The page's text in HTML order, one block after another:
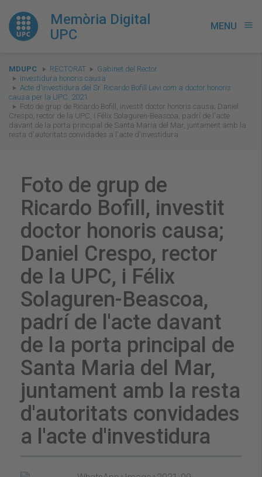
Memòria Digital
UPC
MENU menu
You
are
here:
MDUPC RECTORAT
Gabinet del Rector
Investidura honoris causa
Acte d'investidura del Sr. Ricardo Bofill Levi com a doctor honoris
causa per la UPC. 2021
Foto de grup de Ricardo Bofill, investit doctor honoris causa; Daniel
Crespo, rector de la UPC, i Félix Solaguren-Beascoa, padrí de l'acte
davant de la porta principal de Santa Maria del Mar, juntament amb la
resta d'autoritats convidades a l'acte d'investidura
Foto de grup de
Ricardo Bofill, investit
doctor honoris causa;
Daniel Crespo, rector
de la UPC, i Félix
Solaguren-Beascoa,
padrí de l'acte davant
de la porta principal de
Santa Maria del Mar,
juntament amb la resta
d'autoritats convidades
a l'acte d'investidura